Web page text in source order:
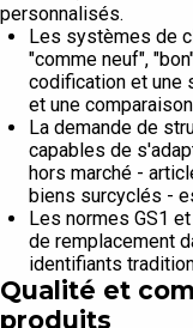
personnalisés.
Les systèmes de
"comme neuf",
codification et une
et une
La demande de
capables de
hors marché -
biens surcyclés -
Les normes GS1
de remplacement
identifiants
Qualité et
produits